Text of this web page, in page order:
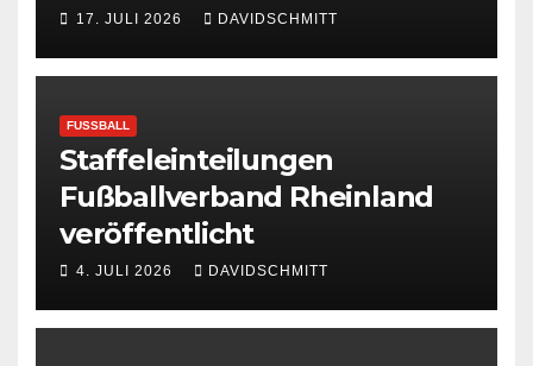
17. JULI 2026 DAVIDSCHMITT
FUSSBALL
Staffeleinteilungen
Fußballverband Rheinland
veröffentlicht
4. JULI 2026 DAVIDSCHMITT